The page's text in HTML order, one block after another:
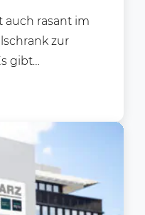
auch rasant im
zur
gibt